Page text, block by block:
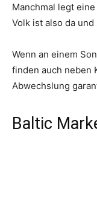
Manchmal legt
Volk ist also da
Wenn an einem
finden auch neben
Abwechslung
Baltic